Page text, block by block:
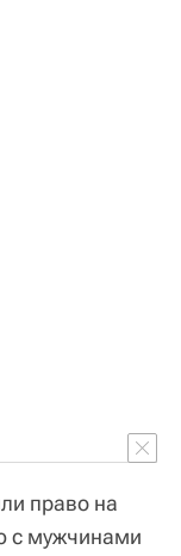
право на
с мужчинами